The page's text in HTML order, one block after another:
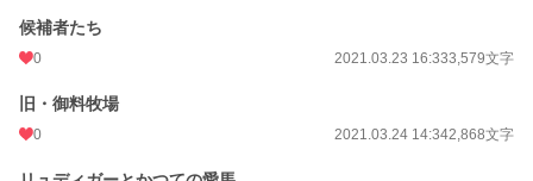
候補者たち
0 2021.03.23 16:333,579文字
旧・御料牧場
0 2021.03.24 14:342,868文字